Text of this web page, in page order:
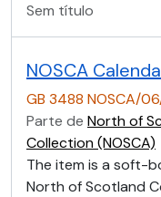
Sem título
NOSCA
GB 3488 NOSCA/
Parte de North of
Collection (NOSCA)
The item is a soft-
North of Scotland